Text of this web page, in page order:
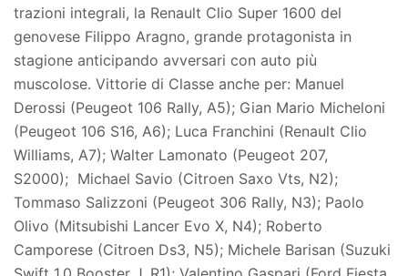
trazioni integrali, la Renault Clio Super 1600 del
genovese Filippo Aragno, grande protagonista in
stagione anticipando avversari con auto più
muscolose. Vittorie di Classe anche per: Manuel
Derossi (Peugeot 106 Rally, A5); Gian Mario Micheloni
(Peugeot 106 S16, A6); Luca Franchini (Renault Clio
Williams, A7); Walter Lamonato (Peugeot 207,
S2000); Michael Savio (Citroen Saxo Vts, N2);
Tommaso Salizzoni (Peugeot 306 Rally, N3); Paolo
Olivo (Mitsubishi Lancer Evo X, N4); Roberto
Camporese (Citroen Ds3, N5); Michele Barisan (Suzuki